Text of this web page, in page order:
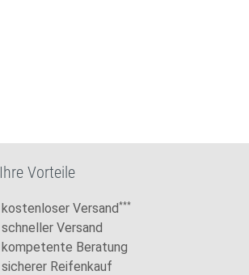
Ihre Vorteile
kostenloser Versand***
schneller Versand
kompetente Beratung
sicherer Reifenkauf